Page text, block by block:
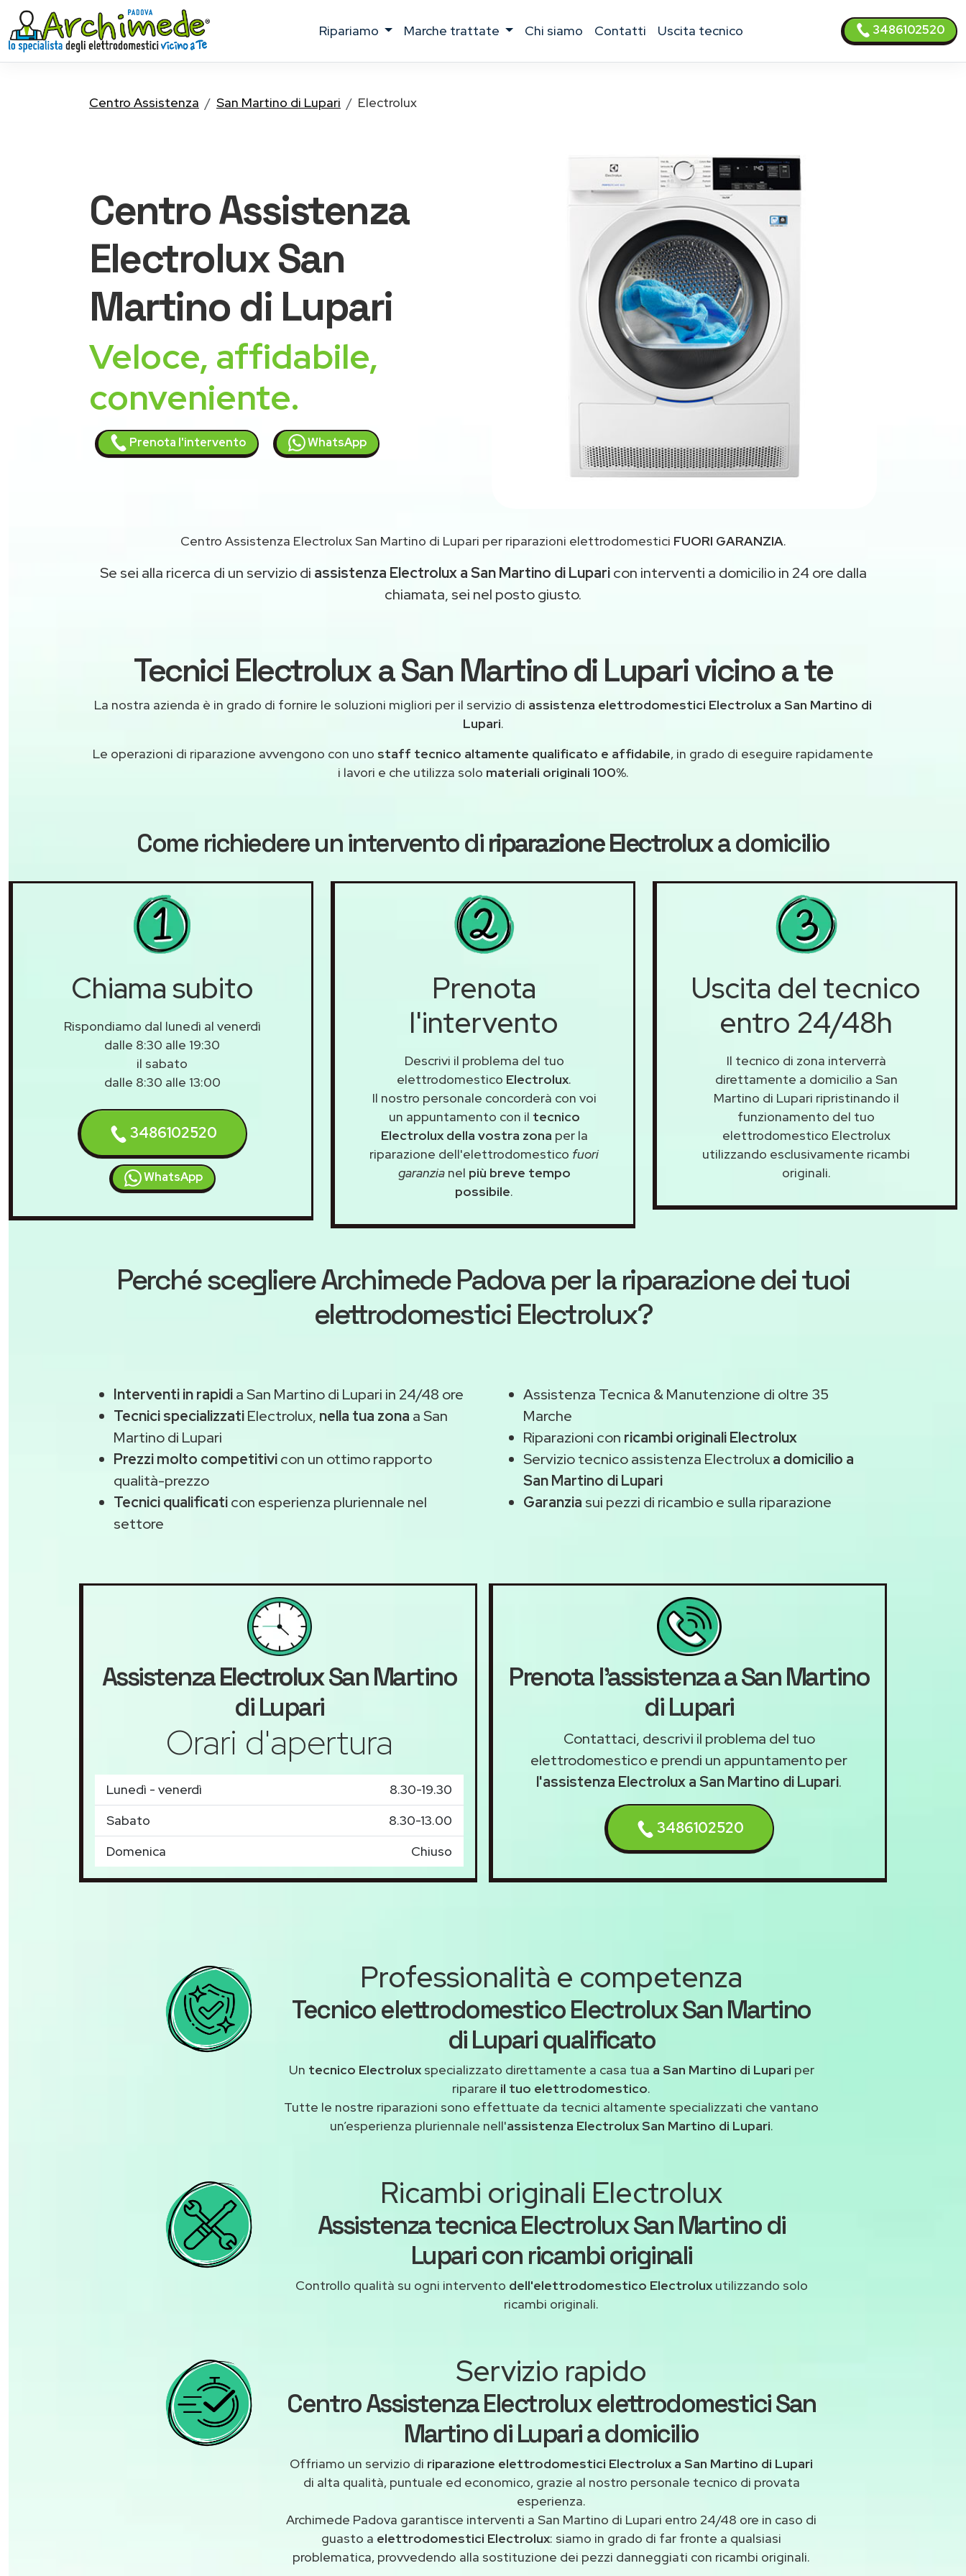
ripariamo marche trattate chi siamo contatti uscita tecnico 3486102520
Centro Assistenza San Martino di Lupari Electrolux
Centro Assistenza
ElectroluxSan
Martino di Lupari
Veloce, affidabile,
conveniente.
Prenota l'intervento WhatsApp
Centro Assistenza Electrolux San Martino di Lupari per riparazioni elettrodomestici FUORI GARANZIA.
Se sei alla ricerca di un servizio di assistenza Electrolux a San Martino di Luparicon interventi a domicilio in 24 ore dalla
chiamata, sei nel posto giusto.
Tecnici Electrolux a San Martino di Lupari vicino a te
La nostra azienda è in grado di fornire le soluzioni migliori per il servizio di assistenza elettrodomestici Electrolux a San Martino di
Lupari.
Le operazioni di riparazione avvengono con uno staff tecnico altamente qualificato e affidabile, in grado di eseguire rapidamente
i lavori e che utilizza solo materiali originali 100%.
Come richiedere un intervento diriparazione Electroluxa domicilio
Chiama subito
Rispondiamo dal lunedì al venerdì
dalle 8:30 alle 19:30
il sabato
dalle 8:30 alle 13:00
3486102520
WhatsApp
Prenota
l'intervento
Descrivi il problema del tuo
elettrodomestico Electrolux.
Il nostro personale concorderà con voi
un appuntamento con il tecnico
Electrolux della vostra zona per la
riparazione dell'elettrodomestico fuori
garanzianel più breve tempo
possibile.
Uscita del tecnico
entro 24/48h
Il tecnico di zona interverrà
direttamente a domicilio a San
Martino di Lupari ripristinando il
funzionamento del tuo
elettrodomestico Electrolux
utilizzando esclusivamente ricambi
originali.
Perché scegliereArchimede Padovaper la riparazione dei tuoi
elettrodomestici Electrolux?
Interventi in rapidia San Martino di Lupari in 24/48 ore
Tecnici specializzatiElectrolux, nella tua zona a San
Martino di Lupari
Prezzi molto competitivicon un ottimo rapporto
qualità-prezzo
Tecnici qualificaticon esperienza pluriennale nel
settore
Assistenza Tecnica & Manutenzione di oltre 35
Marche
Riparazioni con ricambi originali Electrolux
Servizio tecnico assistenza Electroluxa domicilio a
San Martino di Lupari
Garanzia sui pezzi di ricambio e sulla riparazione
AssistenzaElectroluxSan Martino
di Lupari
Orari d'apertura
Lunedì - venerdì
8.30-19.30
Sabato
8.30-13.00
Domenica
Chiuso
Prenota l'assistenza a San Martino
di Lupari
Contattaci, descrivi il problema del tuo
elettrodomestico e prendi un appuntamento per
l'assistenza Electrolux a San Martino di Lupari.
3486102520
Professionalità e competenza
Tecnico elettrodomestico Electrolux San Martino
di Lupari qualificato
Un tecnico Electroluxspecializzato direttamente a casa tua a San Martino di Lupari per
riparare il tuo elettrodomestico.
Tutte le nostre riparazioni sono effettuate da tecnici altamente specializzati che vantano
un’esperienza pluriennale nell'assistenza Electrolux San Martino di Lupari.
Ricambi originali Electrolux
Assistenza tecnica Electrolux San Martino di
Lupari con ricambi originali
Controllo qualità su ogni intervento dell'elettrodomestico Electroluxutilizzando solo
ricambi originali.
Servizio rapido
Centro Assistenza Electrolux elettrodomestici San
Martino di Lupari a domicilio
Offriamo un servizio di riparazione elettrodomestici Electrolux a San Martino di Lupari
di alta qualità, puntuale ed economico, grazie al nostro personale tecnico di provata
esperienza.
Archimede Padova garantisce interventi a San Martino di Lupari entro 24/48 ore in caso di
guasto a elettrodomestici Electrolux: siamo in grado di far fronte a qualsiasi
problematica, provvedendo alla sostituzione dei pezzi danneggiati con ricambi originali.